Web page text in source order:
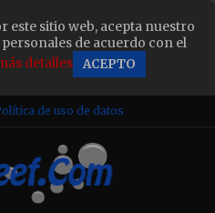
sitio web, acepta nuestro
de acuerdo con el
detalles ACEPTO
de uso de datos
×
save products in your